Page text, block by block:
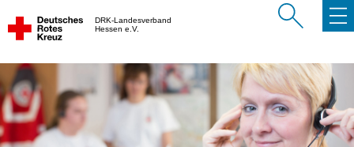
DRK-Landesverband
Hessen e.V.